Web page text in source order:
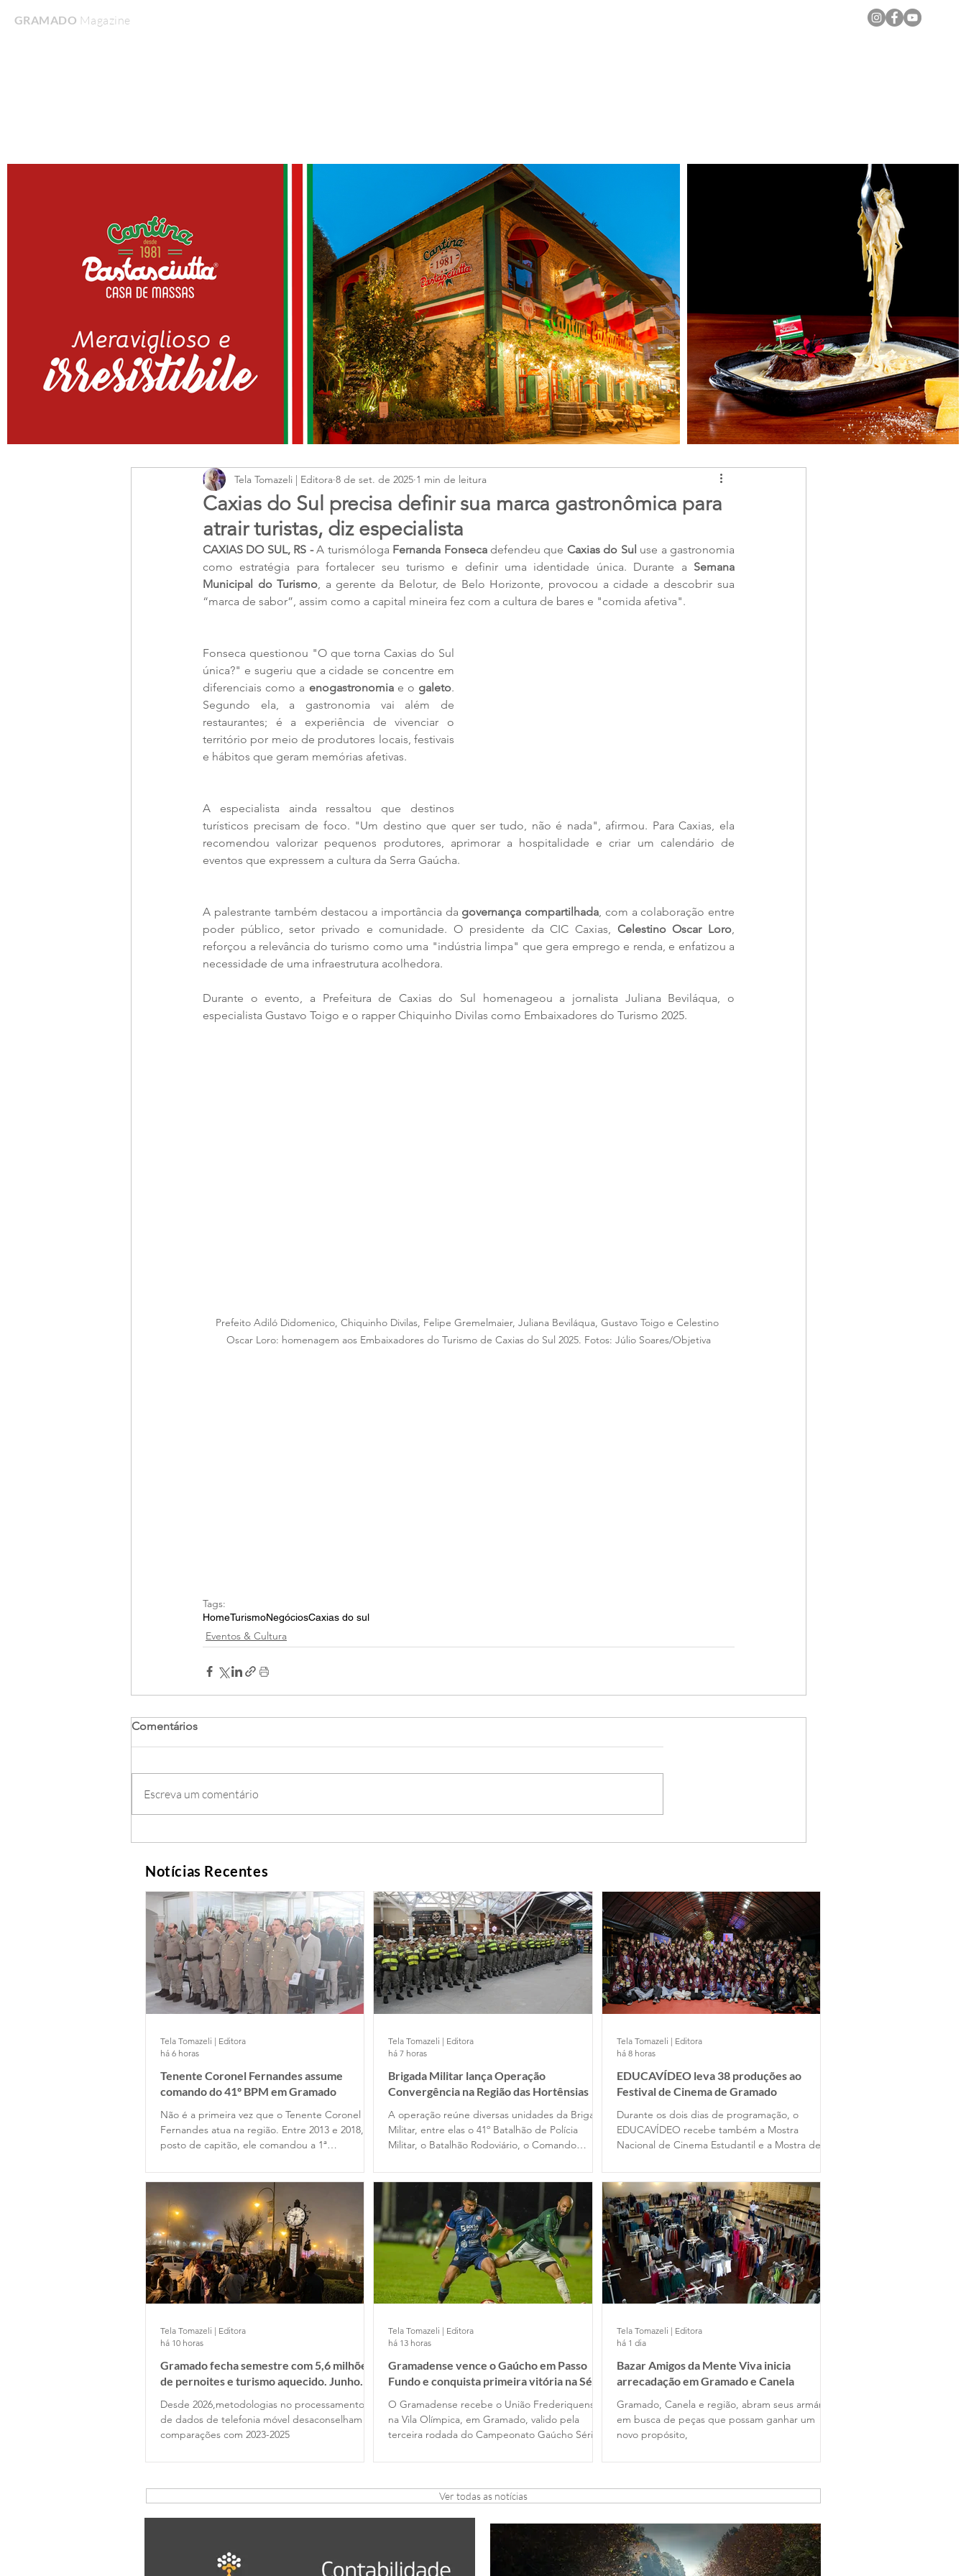
GRAMADO MagazineHome
Caxias do Sul precisa definir sua marca gastronômica para
atrair turistas, diz especialista
Tela Tomazeli | Editora 8 de set. de 2025 1 min de leitura
CAXIAS DO SUL, RS - A turismóloga Fernanda Fonseca defendeu que Caxias do Sul use a gastronomia
como estratégia para fortalecer seu turismo e definir uma identidade única. Durante a Semana
Municipal do Turismo, a gerente da Belotur, de Belo Horizonte, provocou a cidade a descobrir sua
“marca de sabor”, assim como a capital mineira fez com a cultura de bares e "comida afetiva".
Fonseca questionou "O que torna Caxias do Sul
única?" e sugeriu que a cidade se concentre em
diferenciais como a enogastronomia e o galeto.
Segundo ela, a gastronomia vai além de
restaurantes; é a experiência de vivenciar o
território por meio de produtores locais, festivais
e hábitos que geram memórias afetivas.
A especialista ainda ressaltou que destinos
turísticos precisam de foco. "Um destino que quer ser tudo, não é nada", afirmou. Para Caxias, ela
recomendou valorizar pequenos produtores, aprimorar a hospitalidade e criar um calendário de
eventos que expressem a cultura da Serra Gaúcha.
A palestrante também destacou a importância da governança compartilhada, com a colaboração entre
poder público, setor privado e comunidade. O presidente da CIC Caxias, Celestino Oscar Loro,
reforçou a relevância do turismo como uma "indústria limpa" que gera emprego e renda, e enfatizou a
necessidade de uma infraestrutura acolhedora.
Durante o evento, a Prefeitura de Caxias do Sul homenageou a jornalista Juliana Beviláqua, o
especialista Gustavo Toigo e o rapper Chiquinho Divilas como Embaixadores do Turismo 2025.
Prefeito Adiló Didomenico, Chiquinho Divilas, Felipe Gremelmaier, Juliana Beviláqua, Gustavo Toigo e Celestino
Oscar Loro: homenagem aos Embaixadores do Turismo de Caxias do Sul 2025. Fotos: Júlio Soares/Objetiva
Tags:
HomeTurismoNegóciosCaxias do sul
Eventos & Cultura
Comentários
Escreva um comentário
Notícias Recentes
Tenente Coronel Fernandes assume
comando do 41º BPM em Gramado
Não é a primeira vez que o Tenente Coronel
Fernandes atua na região. Entre 2013 e 2018, no
posto de capitão, ele comandou a 1ª
Estado Maior da Unidade. Retornou em 2020,
permanecendo até 2022, quando ocupou o
posto de major na função de subcomandante
do Batalhão.
Tela Tomazeli | Editora
há 6 horas
Brigada Militar lança Operação
Convergência na Região das Hortênsias
A operação reúne diversas unidades da Brigada
Militar, entre elas o 41º Batalhão de Polícia
Militar, o Batalhão Rodoviário, o Comando
Departamento de Ensino. Participam das ações
dois alunos-oficiais do Curso Superior de Polícia
Militar e 120 alunos-soldados do Curso Básico
de Formação Policial Militar, das escolas de
Porto Alegre e Montenegro.
Tela Tomazeli | Editora
há 7 horas
EDUCAVÍDEO leva 38 produções ao
Festival de Cinema de Gramado
Durante os dois dias de programação, o
EDUCAVÍDEO recebe também a Mostra
Nacional de Cinema Estudantil e a Mostra de
diferentes estados do país ao lado dos
trabalhos dos alunos gramadenses.
Tela Tomazeli | Editora
há 8 horas
Gramado fecha semestre com 5,6 milhões
de pernoites e turismo aquecido. Junho
desponta!
Desde 2026,metodologias no processamento
de dados de telefonia móvel desaconselham
comparações com 2023-2025
Tela Tomazeli | Editora
há 10 horas
Gramadense vence o Gaúcho em Passo
Fundo e conquista primeira vitória na Série
O Gramadense recebe o União Frederiquense,
na Vila Olímpica, em Gramado, valido pela
terceira rodada do Campeonato Gaúcho Série
Tela Tomazeli | Editora
há 13 horas
Bazar Amigos da Mente Viva inicia
arrecadação em Gramado e Canela
Gramado, Canela e região, abram seus armários
em busca de peças que possam ganhar um
novo propósito,
Tela Tomazeli | Editora
há 1 dia
Ver todas as notícias